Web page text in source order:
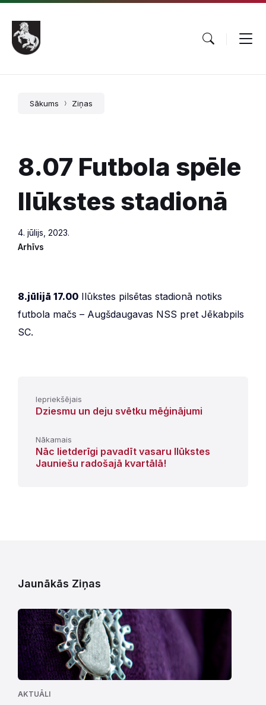
Pāriet
saturu
Skip
main
navigation
Skip
footer
Sākums Ziņas
8.07 Futbola spēle
Ilūkstes stadionā
4. jūlijs, 2023.
Arhīvs
8.jūlijā 17.00 Ilūkstes pilsētas stadionā notiks
futbola mačs – Augšdaugavas NSS pret Jēkabpils
SC.
Iepriekšējais
Dziesmu un deju svētku mēģinājumi
Nākamais
Nāc lietderīgi pavadīt vasaru Ilūkstes
Jauniešu radošajā kvartālā!
Jaunākās Ziņas
AKTUĀLI